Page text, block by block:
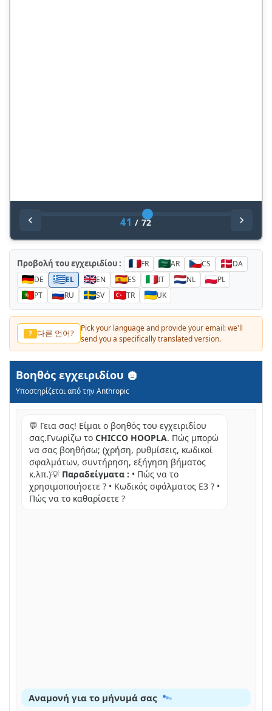
41 / 72
Προβολή του εγχειριδίου : FR AR CS
DA
DE
EL EN ES IT NL
PL
PT
RU SV TR UK
? 다른 언어?
Pick your language and provide your email: we'll
send you a specifically translated version.
Βοηθός εγχειριδίου
Υποστηρίζεται από την Anthropic
💬 Γεια σας! Είμαι ο βοηθός του εγχειριδίου
σας.Γνωρίζω το CHICCO HOOPLA. Πώς μπορώ
να σας βοηθήσω; (χρήση, ρυθμίσεις, κωδικοί
σφαλμάτων, συντήρηση, εξήγηση βήματος
κ.λπ.)💡 Παραδείγματα : • Πώς να το
χρησιμοποιήσετε ? • Κωδικός σφάλματος E3 ? •
Πώς να το καθαρίσετε ?
Αναμονή για το μήνυμά σας